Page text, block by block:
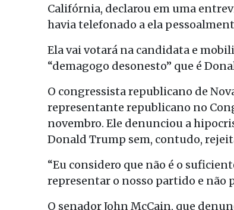
Califórnia, declarou em uma
havia telefonado a ela
Ela vai votará na candidata e
“demagogo desonesto” que é
O congressista republicano de
representante republicano no
novembro. Ele denunciou a
Donald Trump sem, contudo,
“Eu considero que não é o
representar o nosso partido e não
O senador John McCain, que